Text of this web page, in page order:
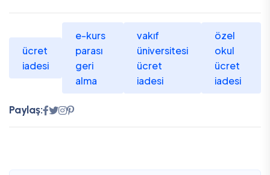
ücret
iadesi
e-kurs
parası
geri
alma
vakıf
üniversitesi
ücret
iadesi
özel
okul
ücret
iadesi
Paylaş: